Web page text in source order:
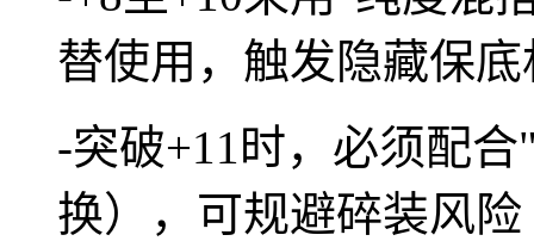
替使用，触发隐藏保底
-突破+11时，必须配
换），可规避碎装风险